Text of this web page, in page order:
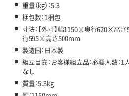
重量（kg）：5.3
梱包数：1梱包
寸法：【外寸】幅1150×奥行620×高
行595×高さ500mm
製造国：日本製
組立目安：お客様組立品：必要人数：1
なし
質量：5.3kg